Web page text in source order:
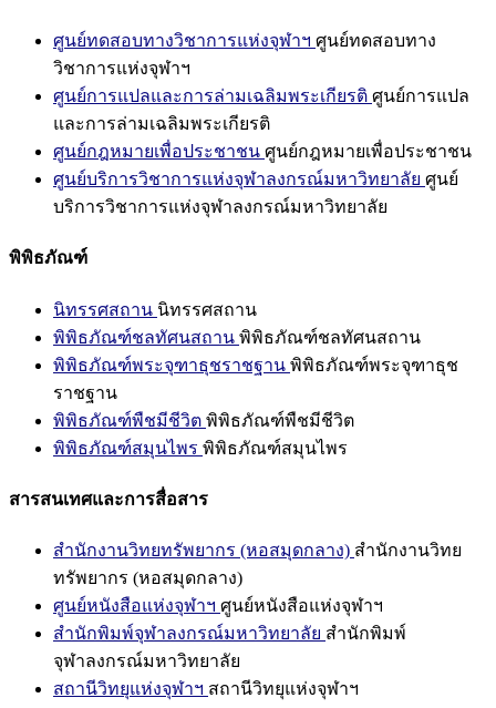
ศูนย์ทดสอบทางวิชาการแห่งจุฬาฯ ศูนย์ทดสอบทาง
วิชาการแห่งจุฬาฯ
ศูนย์การแปลและการล่ามเฉลิมพระเกียรติ ศูนย์การแปล
และการล่ามเฉลิมพระเกียรติ
ศูนย์กฎหมายเพื่อประชาชน ศูนย์กฎหมายเพื่อประชาชน
ศูนย์บริการวิชาการแห่งจุฬาลงกรณ์มหาวิทยาลัย ศูนย์
บริการวิชาการแห่งจุฬาลงกรณ์มหาวิทยาลัย
พิพิธภัณฑ์
นิทรรศสถาน นิทรรศสถาน
พิพิธภัณฑ์ชลทัศนสถาน พิพิธภัณฑ์ชลทัศนสถาน
พิพิธภัณฑ์พระจุฑาธุชราชฐาน พิพิธภัณฑ์พระจุฑาธุช
ราชฐาน
พิพิธภัณฑ์พืชมีชีวิต พิพิธภัณฑ์พืชมีชีวิต
พิพิธภัณฑ์สมุนไพร พิพิธภัณฑ์สมุนไพร
สารสนเทศและการสื่อสาร
สำนักงานวิทยทรัพยากร (หอสมุดกลาง) สำนักงานวิทย
ทรัพยากร (หอสมุดกลาง)
ศูนย์หนังสือแห่งจุฬาฯ ศูนย์หนังสือแห่งจุฬาฯ
สำนักพิมพ์จุฬาลงกรณ์มหาวิทยาลัย สำนักพิมพ์
จุฬาลงกรณ์มหาวิทยาลัย
สถานีวิทยุแห่งจุฬาฯ สถานีวิทยุแห่งจุฬาฯ